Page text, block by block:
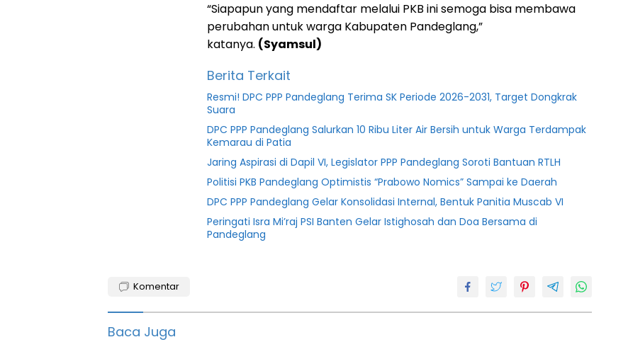
“Siapapun yang mendaftar melalui PKB ini semoga bisa membawa
perubahan untuk warga Kabupaten Pandeglang,”
katanya. (Syamsul)
Berita Terkait
Resmi! DPC PPP Pandeglang Terima SK Periode 2026-2031, Target Dongkrak
Suara
DPC PPP Pandeglang Salurkan 10 Ribu Liter Air Bersih untuk Warga Terdampak
Kemarau di Patia
Jaring Aspirasi di Dapil VI, Legislator PPP Pandeglang Soroti Bantuan RTLH
Politisi PKB Pandeglang Optimistis “Prabowo Nomics” Sampai ke Daerah
DPC PPP Pandeglang Gelar Konsolidasi Internal, Bentuk Panitia Muscab VI
Peringati Isra Mi’raj PSI Banten Gelar Istighosah dan Doa Bersama di
Pandeglang
Komentar
Baca Juga